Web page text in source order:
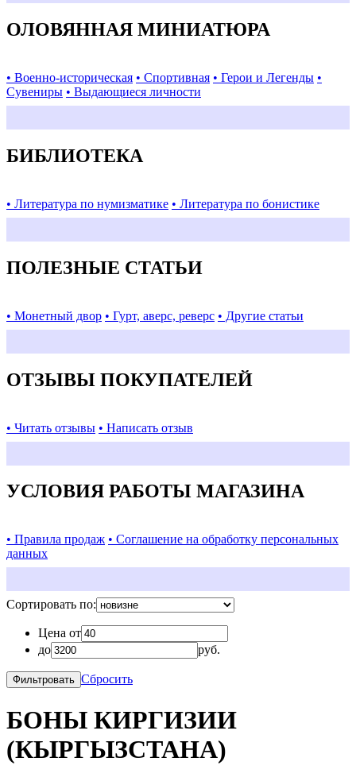
ОЛОВЯННАЯ МИНИАТЮРА
• Военно-историческая • Спортивная • Герои и Легенды •
Сувениры • Выдающиеся личности
БИБЛИОТЕКА
• Литература по нумизматике • Литература по бонистике
ПОЛЕЗНЫЕ СТАТЬИ
• Монетный двор • Гурт, аверс, реверс • Другие статьи
ОТЗЫВЫ ПОКУПАТЕЛЕЙ
• Читать отзывы • Написать отзыв
УСЛОВИЯ РАБОТЫ МАГАЗИНА
• Правила продаж • Соглашение на обработку персональных
данных
Сортировать по:
Цена от
до
руб.
Сбросить
БОНЫ КИРГИЗИИ
(КЫРГЫЗСТАНА)